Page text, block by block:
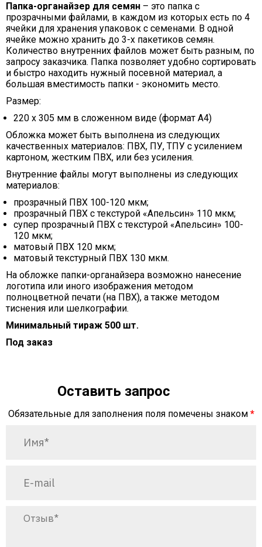
Папка-органайзер для семян – это папка с
прозрачными файлами, в каждом из которых есть по 4
ячейки для хранения упаковок с семенами. В одной
ячейке можно хранить до 3-х пакетиков семян.
Количество внутренних файлов может быть разным, по
запросу заказчика. Папка позволяет удобно сортировать
и быстро находить нужный посевной материал, а
большая вместимость папки - экономить место.
Размер:
220 х 305 мм в сложенном виде (формат А4)
Обложка может быть выполнена из следующих
качественных материалов: ПВХ, ПУ, ТПУ с усилением
картоном, жестким ПВХ, или без усиления.
Внутренние файлы могут выполнены из следующих
материалов:
прозрачный ПВХ 100-120 мкм;
прозрачный ПВХ с текстурой «Апельсин» 110 мкм;
супер прозрачный ПВХ с текстурой «Апельсин» 100-
120 мкм;
матовый ПВХ 120 мкм;
матовый текстурный ПВХ 130 мкм.
На обложке папки-органайзера возможно нанесение
логотипа или иного изображения методом
полноцветной печати (на ПВХ), а также методом
тиснения или шелкографии.
Минимальный тираж 500 шт.
Под заказ
Оставить запрос
Обязательные для заполнения поля помечены знаком *